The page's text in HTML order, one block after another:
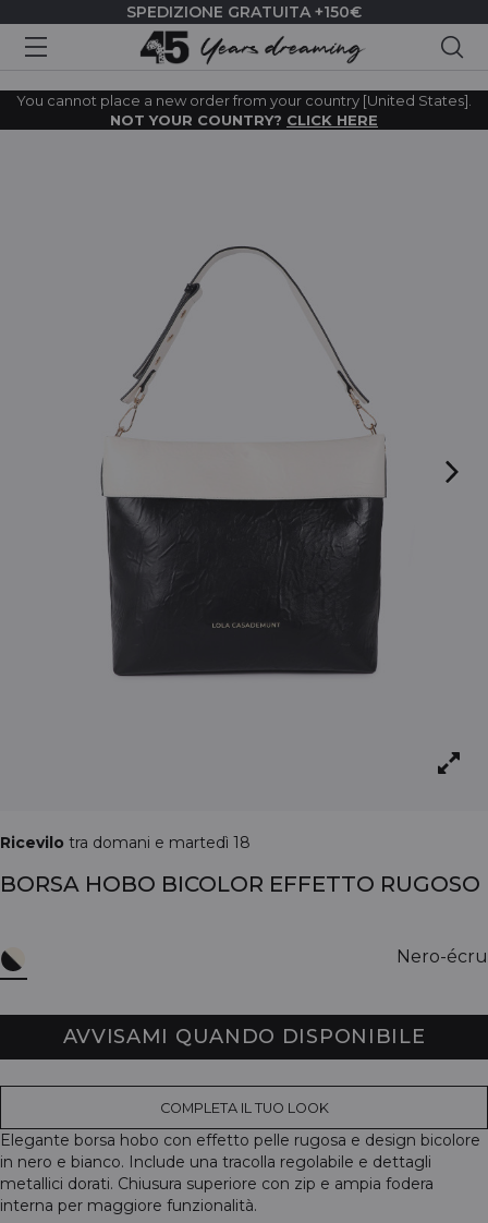
SPEDIZIONE GRATUITA +150€
You cannot place a new order from your country [United States].
NOT YOUR COUNTRY? CLICK HERE
Ricevilo tra domani e martedì 18
BORSA HOBO BICOLOR EFFETTO RUGOSO
Nero-écru
AVVISAMI QUANDO DISPONIBILE
COMPLETA IL TUO LOOK
Elegante borsa hobo con effetto pelle rugosa e design bicolore
in nero e bianco. Include una tracolla regolabile e dettagli
metallici dorati. Chiusura superiore con zip e ampia fodera
interna per maggiore funzionalità.